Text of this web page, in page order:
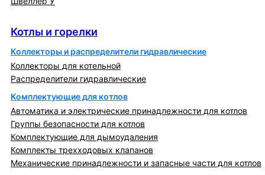
Котлы и горелки
Коллекторы и распределители гидравлические
Коллекторы для котельной
Распределители гидравлические
Комплектующие для котлов
Автоматика и электрические принадлежности для котлов
Группы безопасности для котлов
Комплектующие для дымоудаления
Комплекты трехходовых клапанов
Механические принадлежности и запасные части для котлов